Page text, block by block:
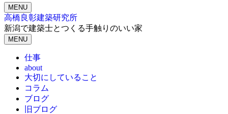
MENU
高橋良彰建築研究所
新潟で建築士とつくる手触りのいい家
MENU
仕事
about
大切にしていること
コラム
ブログ
旧ブログ